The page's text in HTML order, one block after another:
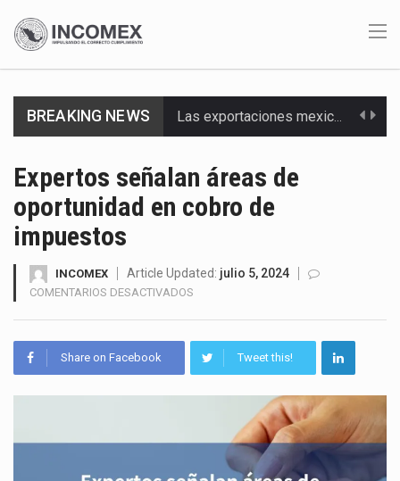
BREAKING NEWS Las exportaciones mexicanas de vehículos ligeros disminuyeron 9.67 % en julio a tasa anual, alcanzando…
Los créditos fiscales determinados a empresas IMMEX rara vez nacen de una interpretación equivocada de…
El gobierno de Estados Unidos anunciará un arancel del 15 % sobre los productos fabricados…
Expertos señalan áreas de
oportunidad en cobro de
impuestos
INCOMEX Article Updated: julio 5, 2024
COMENTARIOS DESACTIVADOS
ÁREAS
DE
DE
IMPUESTOS
Share on Facebook Tweet this!